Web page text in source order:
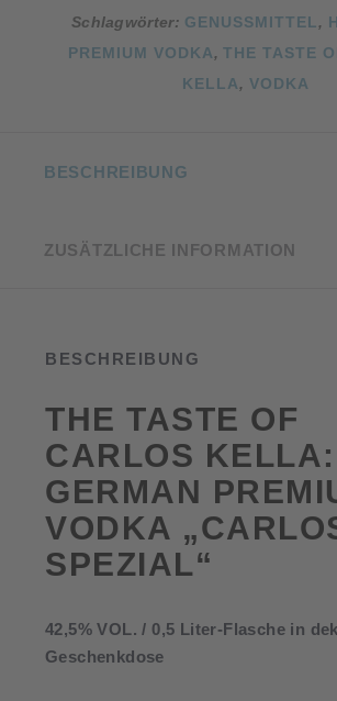
Schlagwörter: GENUSSMITTEL ,
PREMIUM VODKA,THE TASTE
KELLA, VODKA
BESCHREIBUNG
ZUSÄTZLICHE INFORMATION
BESCHREIBUNG
THE TASTE OF
CARLOS KELLA:
GERMAN
VODKA
SPEZIAL“
42,5% VOL. / 0,5 Liter-Flasche in
Geschenkdose